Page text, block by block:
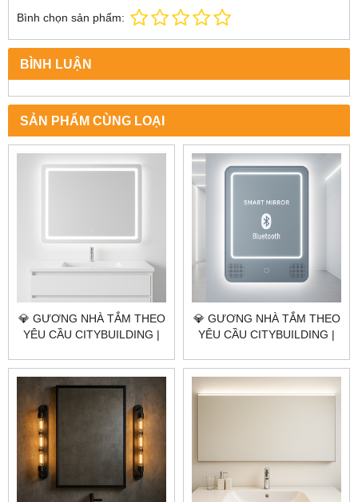
Bình chọn sản phẩm:
BÌNH LUẬN
SẢN PHẨM CÙNG LOẠI
💎 GƯƠNG NHÀ TẮM THEO
YÊU CẦU CITYBUILDING |
GIÁ GƯƠNG NHÀ TẮM
QUẬN TÂN BÌNH TP.HCM
💎 GƯƠNG NHÀ TẮM THEO
YÊU CẦU CITYBUILDING |
GIÁ GƯƠNG NHÀ TẮM
QUẬN PHÚ NHUẬN TP.HCM